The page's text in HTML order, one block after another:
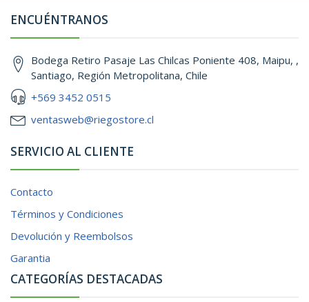
ENCUÉNTRANOS
Bodega Retiro Pasaje Las Chilcas Poniente 408, Maipu, ,
Santiago, Región Metropolitana, Chile
+569 3452 0515
ventasweb@riegostore.cl
SERVICIO AL CLIENTE
Contacto
Términos y Condiciones
Devolución y Reembolsos
Garantia
CATEGORÍAS DESTACADAS